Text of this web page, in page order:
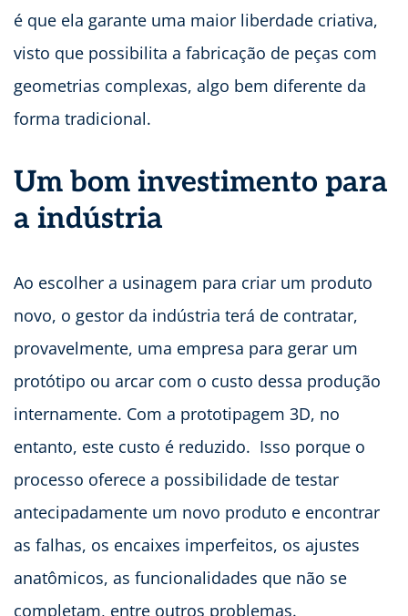
é que ela garante uma maior liberdade criativa,
visto que possibilita a fabricação de peças com
geometrias complexas, algo bem diferente da
forma tradicional.
Um bom investimento para
a indústria
Ao escolher a usinagem para criar um produto
novo, o gestor da indústria terá de contratar,
provavelmente, uma empresa para gerar um
protótipo ou arcar com o custo dessa produção
internamente. Com a prototipagem 3D, no
entanto, este custo é reduzido. Isso porque o
processo oferece a possibilidade de testar
antecipadamente um novo produto e encontrar
as falhas, os encaixes imperfeitos, os ajustes
anatômicos, as funcionalidades que não se
completam, entre outros problemas.